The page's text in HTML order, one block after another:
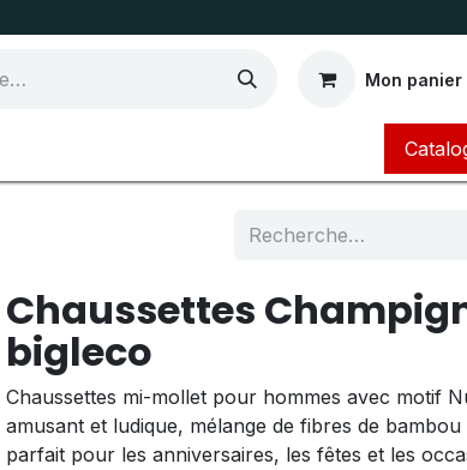
Mon panier
Chaussettes
bigleco
Chaussettes mi-mollet pour hommes avec motif
amusant et ludique, mélange de fibres de
parfait pour les anniversaires, les fêtes et les